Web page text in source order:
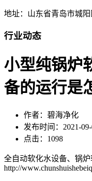
地址：山东省青岛市城阳
行业动态
小型纯锅炉
备的运行是
作者：碧海净化
发布时间：2021-
点击：1098
全自动软化水设备、锅
http://